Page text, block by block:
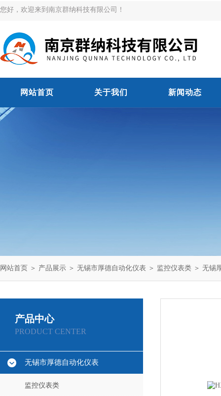
您好，欢迎来到南京群纳科技有限公司！
网站首页 关于我们 新闻动态
网站首页 ＞ 产品展示 ＞ 无锡市厚德自动化仪表 ＞ 监控仪表类 ＞ 无锡
产品中心
PRODUCT CENTER
无锡市厚德自动化仪表
监控仪表类